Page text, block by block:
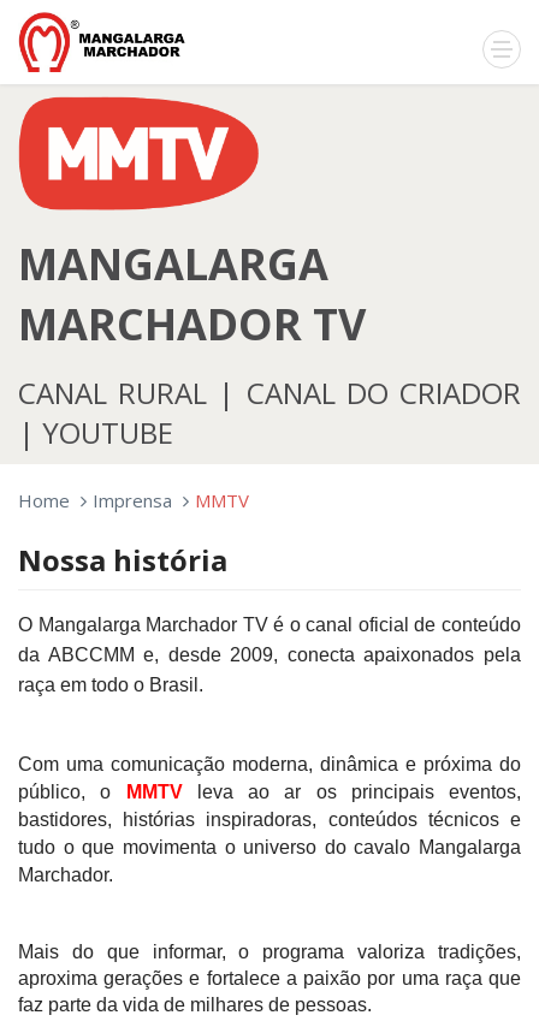
MANGALARGA
MARCHADOR TV
CANAL RURAL | CANAL DO CRIADOR
| YOUTUBE
Home Imprensa MMTV
Nossa história
O Mangalarga Marchador TV é o canal oficial de conteúdo
da ABCCMM e, desde 2009, conecta apaixonados pela
raça em todo o Brasil.
Com uma comunicação moderna, dinâmica e próxima do
público, o
MMTV
leva ao ar os principais eventos,
bastidores, histórias inspiradoras, conteúdos técnicos e
tudo o que movimenta o universo do cavalo Mangalarga
Marchador.
Mais do que informar, o programa valoriza tradições,
aproxima gerações e fortalece a paixão por uma raça que
faz parte da vida de milhares de pessoas.